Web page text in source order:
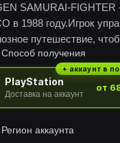
SAMURAI-
в 1988 году.Игрок
путешествие,
林 (RIN), 火 (KA), 山
вы побеждаете
верно
могут изменять
в то время.
Способ получения
PlayStation
Доставка на аккаунт
от
+ аккаунт в
Регион аккаунта